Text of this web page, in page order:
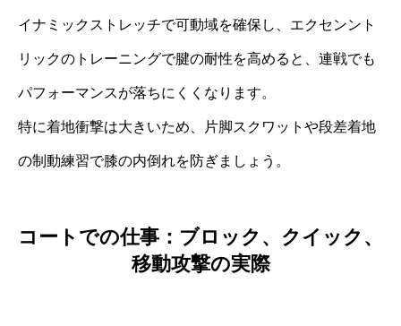
イナミックストレッチで可動域を確保し、エクセンント
リックのトレーニングで腱の耐性を高めると、連戦でも
パフォーマンスが落ちにくくなります。
特に着地衝撃は大きいため、片脚スクワットや段差着地
の制動練習で膝の内倒れを防ぎましょう。
コートでの仕事：ブロック、クイック、
移動攻撃の実際